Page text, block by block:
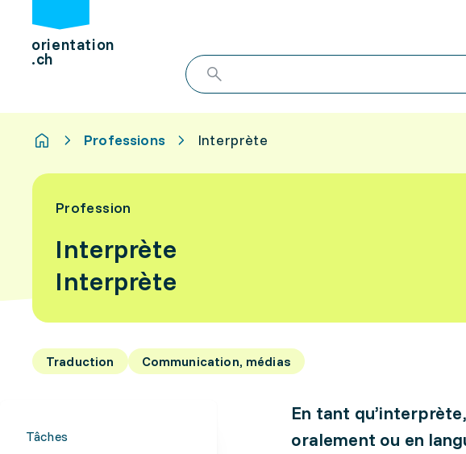
orientation
.ch
Professions Interprète
Profession
Interprète
Interprète
Traduction Communication, médias
Tâches
En tant
oralement ou en